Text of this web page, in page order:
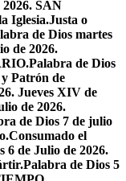
SAN
Iglesia.Justa o
de Dios martes
de 2026.
Palabra de Dios
Patrón de
Jueves XIV de
de 2026.
de Dios 7 de julio
Consumado el
6 de Julio de 2026.
Palabra de Dios 5